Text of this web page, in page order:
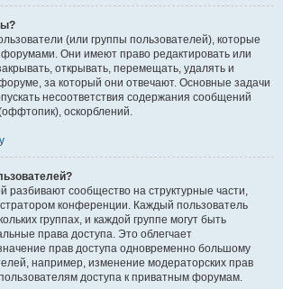
(или группы пользователей), которые
Они имеют право редактировать или
открывать, перемещать, удалять и
за который они отвечают. Основные задачи
несоответствия содержания сообщений
оскорблений.
разбивают сообщество на структурные части,
конференции. Каждый пользователь
группах, и каждой группе могут быть
права доступа. Это облегчает
прав доступа одновременно большому
например, изменение модераторских прав
доступа к приватным форумам.